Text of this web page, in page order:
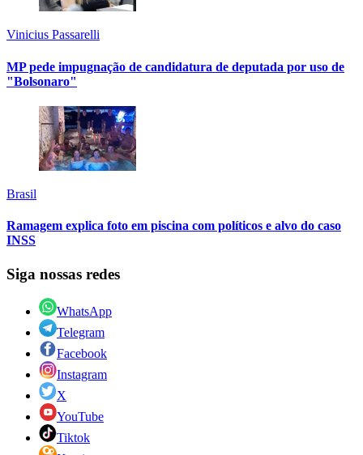
Vinicius Passarelli
MP pede impugnação de candidatura de deputada por uso de
"Bolsonaro"
Brasil
Ramagem explica foto em piscina com políticos e alvo do caso
INSS
Siga nossas redes
WhatsApp
Telegram
Facebook
Instagram
X
YouTube
Tiktok